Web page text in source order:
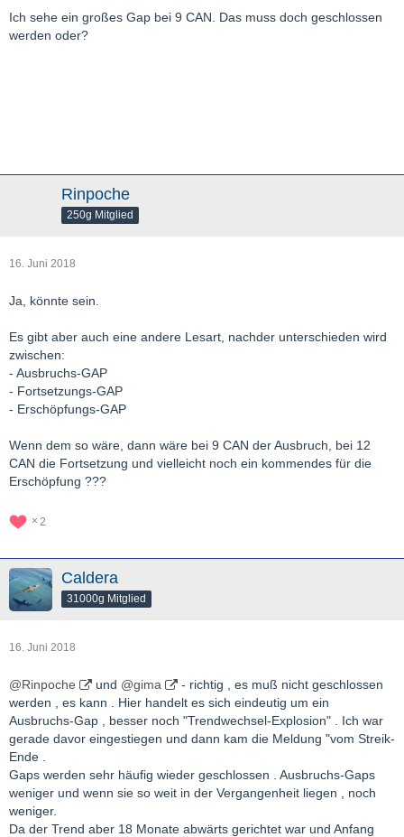
Ich sehe ein großes Gap bei 9 CAN. Das muss doch geschlossen
werden oder?
Rinpoche
250g Mitglied
16. Juni 2018
Ja, könnte sein.
Es gibt aber auch eine andere Lesart, nachder unterschieden wird
zwischen:
- Ausbruchs-GAP
- Fortsetzungs-GAP
- Erschöpfungs-GAP
Wenn dem so wäre, dann wäre bei 9 CAN der Ausbruch, bei 12
CAN die Fortsetzung und vielleicht noch ein kommendes für die
Erschöpfung ???
2
Caldera
31000g Mitglied
16. Juni 2018
@Rinpoche und @gima
- richtig , es muß nicht geschlossen
werden , es kann . Hier handelt es sich eindeutig um ein
Ausbruchs-Gap , besser noch "Trendwechsel-Explosion" . Ich war
gerade davor eingestiegen und dann kam die Meldung "vom Streik-
Ende .
Gaps werden sehr häufig wieder geschlossen . Ausbruchs-Gaps
weniger und wenn sie so weit in der Vergangenheit liegen , noch
weniger.
Da der Trend aber 18 Monate abwärts gerichtet war und Anfang